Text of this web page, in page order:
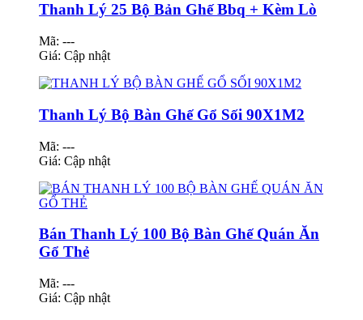
Thanh Lý 25 Bộ Bản Ghế Bbq + Kèm Lò
Mã: ---
Giá: Cập nhật
Thanh Lý Bộ Bàn Ghế Gổ Sối 90X1M2
Mã: ---
Giá: Cập nhật
Bán Thanh Lý 100 Bộ Bàn Ghế Quán Ăn
Gổ Thẻ
Mã: ---
Giá: Cập nhật